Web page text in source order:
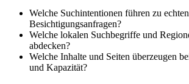
Welche Suchintentionen führen zu echten
Besichtigungsanfragen?
Welche lokalen Suchbegriffe und
abdecken?
Welche Inhalte und Seiten überzeugen
und Kapazität?